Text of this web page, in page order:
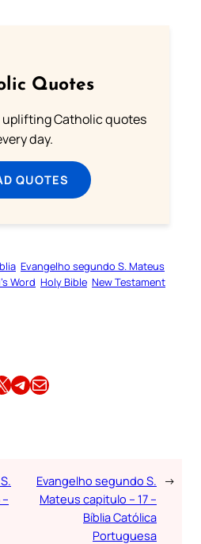
Quotes
Catholic quotes
day.
QUOTES
Evangelho segundo S. Mateus
Word Holy Bible New Testament
X Share this article on TelegramEmail this Article
Evangelho segundo S.
Mateus capitulo – 17 –
Bíblia Católica
Portuguesa
→